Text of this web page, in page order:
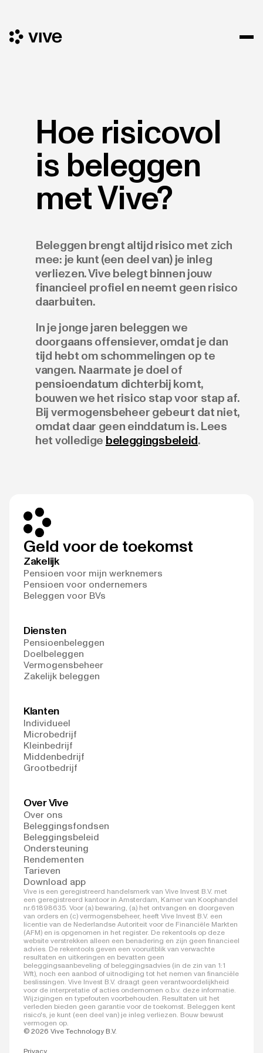
Hoe risicovol
is beleggen
met Vive?
Beleggen brengt altijd risico met zich
mee: je kunt (een deel van) je inleg
verliezen. Vive belegt binnen jouw
financieel profiel en neemt geen risico
daarbuiten.
In je jonge jaren beleggen we
doorgaans offensiever, omdat je dan
tijd hebt om schommelingen op te
vangen. Naarmate je doel of
pensioendatum dichterbij komt,
bouwen we het risico stap voor stap af.
Bij vermogensbeheer gebeurt dat niet,
omdat daar geen einddatum is. Lees
het volledige beleggingsbeleid.
Geld voor de toekomst
Zakelijk
Pensioen voor mijn werknemers
Pensioen voor ondernemers
Beleggen voor BVs
Diensten
Pensioenbeleggen
Doelbeleggen
Vermogensbeheer
Zakelijk beleggen
Klanten
Individueel
Microbedrijf
Kleinbedrijf
Middenbedrijf
Grootbedrijf
Over Vive
Over ons
Beleggingsfondsen
Beleggingsbeleid
Ondersteuning
Rendementen
Tarieven
Download app
Vive is een geregistreerd handelsmerk van Vive Invest B.V. met
een geregistreerd kantoor in Amsterdam, Kamer van Koophandel
nr.61898635. Voor (a) bewaring, (a) het ontvangen en doorgeven
van orders en (c) vermogensbeheer, heeft Vive Invest B.V. een
licentie van de Nederlandse Autoriteit voor de Financiële Markten
(AFM) en is opgenomen in het register. De rekentools op deze
website verstrekken alleen een benadering en zijn geen financieel
advies. De rekentools geven een vooruitblik van verwachte
resultaten en uitkeringen en bevatten geen
beleggingsaanbeveling of beleggingsadvies (in de zin van 1:1
Wft), noch een aanbod of uitnodiging tot het nemen van financiële
beslissingen. Vive Invest B.V. draagt geen verantwoordelijkheid
voor de interpretatie of acties ondernomen o.b.v. deze informatie.
Wijzigingen en typefouten voorbehouden. Resultaten uit het
verleden bieden geen garantie voor de toekomst. Beleggen kent
risico's, je kunt (een deel van) je inleg verliezen. Bouw bewust
vermogen op.
© 2026 Vive Technology B.V.
Privacy